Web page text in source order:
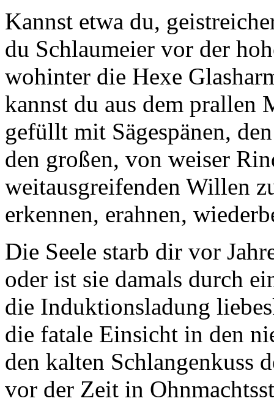
Kannst etwa du,
du Schlaumeier vor der
wohinter die Hexe
kannst du aus dem prallen
gefüllt mit Sägespänen,
den großen, von weiser
weitausgreifenden Willen
erkennen, erahnen,
Die Seele starb dir vor
oder ist sie damals durch
die Induktionsladung
die fatale Einsicht in den
den kalten Schlangenkuss
vor der Zeit in